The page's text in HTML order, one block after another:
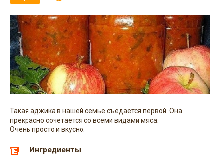
Такая аджика в нашей семье съедается первой. Она
прекрасно сочетается со всеми видами мяса.
Очень просто и вкусно.
Ингредиенты